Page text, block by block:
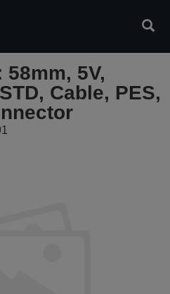
58mm, 5V,
Cable, PES,